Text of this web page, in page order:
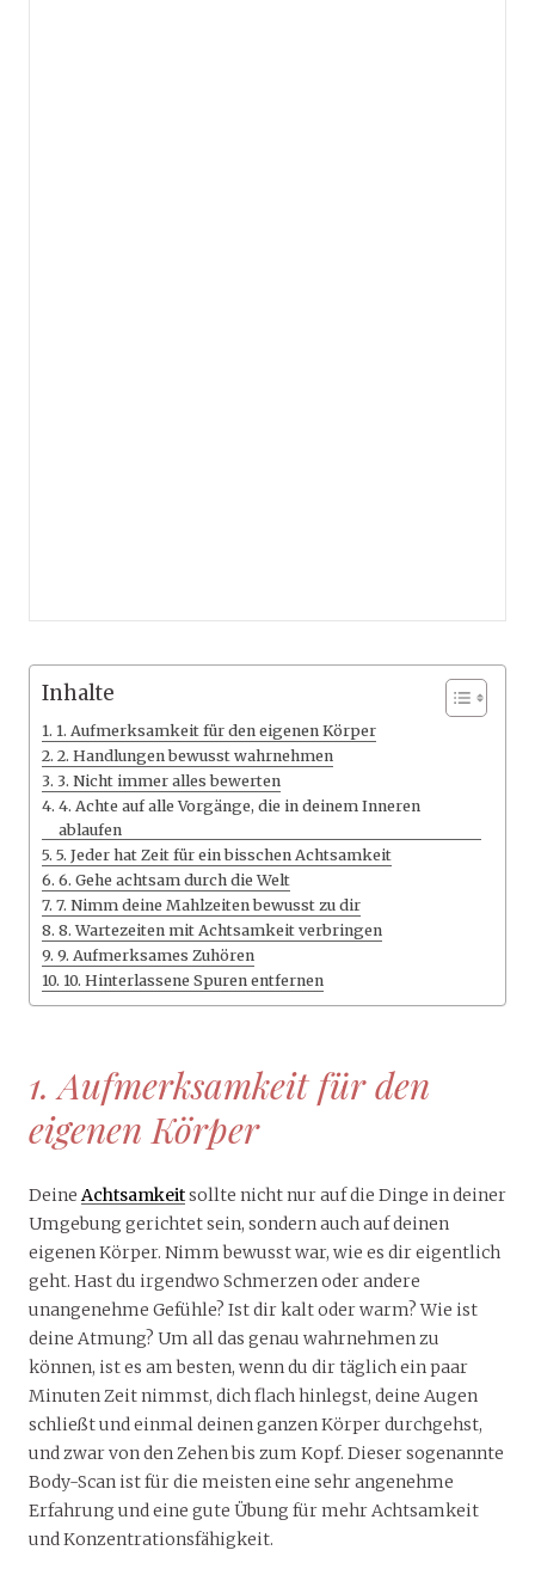
Inhalte
1. Aufmerksamkeit für den eigenen Körper
2. Handlungen bewusst wahrnehmen
3. Nicht immer alles bewerten
4. Achte auf alle Vorgänge, die in deinem Inneren
ablaufen
5. Jeder hat Zeit für ein bisschen Achtsamkeit
6. Gehe achtsam durch die Welt
7. Nimm deine Mahlzeiten bewusst zu dir
8. Wartezeiten mit Achtsamkeit verbringen
9. Aufmerksames Zuhören
10. Hinterlassene Spuren entfernen
1. Aufmerksamkeit für den
eigenen Körper
Deine Achtsamkeitsollte nicht nur auf die Dinge in deiner
Umgebung gerichtet sein, sondern auch auf deinen
eigenen Körper. Nimm bewusst war, wie es dir eigentlich
geht. Hast du irgendwo Schmerzen oder andere
unangenehme Gefühle? Ist dir kalt oder warm? Wie ist
deine Atmung? Um all das genau wahrnehmen zu
können, ist es am besten, wenn du dir täglich ein paar
Minuten Zeit nimmst, dich flach hinlegst, deine Augen
schließt und einmal deinen ganzen Körper durchgehst,
und zwar von den Zehen bis zum Kopf. Dieser sogenannte
Body-Scan ist für die meisten eine sehr angenehme
Erfahrung und eine gute Übung für mehr Achtsamkeit
und Konzentrationsfähigkeit.